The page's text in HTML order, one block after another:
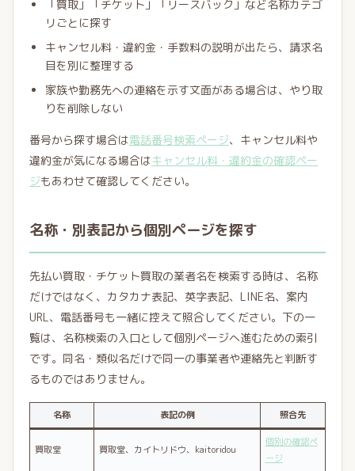
「買取」「チケット」「リースバック」など名称カテゴ
リごとに探す
キャンセル料・違約金・手数料の説明が出たら、請求名
目を別に整理する
家族や勤務先への連絡を示す文面がある場合は、やり取
りを削除しない
番号から探す場合は電話番号検索ページ、キャンセル料や
違約金が気になる場合はキャンセル料・違約金の確認ペー
ジもあわせて確認してください。
名称・別表記から個別ページを探す
先払い買取・チケット買取の業者名を検索する時は、名称
だけではなく、カタカナ表記、英字表記、LINE名、案内
URL、電話番号も一緒に控えて照合してください。下の一
覧は、名称検索の入口として個別ページへ進むための索引
です。同名・類似名だけで同一の事業者や連絡先と判断す
るものではありません。
名称 表記の例 照合先
買取堂 買取堂、カイトリドウ、kaitoridou
個別の確認ペ
ージ